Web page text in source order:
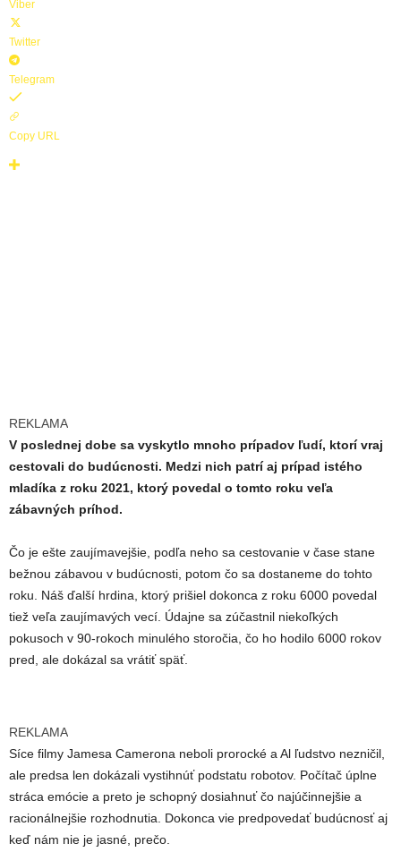
Viber
Twitter
Telegram
Copy URL
REKLAMA
V poslednej dobe sa vyskytlo mnoho prípadov ľudí, ktorí vraj
cestovali do budúcnosti. Medzi nich patrí aj prípad istého
mladíka z roku 2021, ktorý povedal o tomto roku veľa
zábavných príhod.
Čo je ešte zaujímavejšie, podľa neho sa cestovanie v čase stane
bežnou zábavou v budúcnosti, potom čo sa dostaneme do tohto
roku. Náš ďalší hrdina, ktorý prišiel dokonca z roku 6000 povedal
tiež veľa zaujímavých vecí. Údajne sa zúčastnil niekoľkých
pokusoch v 90-rokoch minulého storočia, čo ho hodilo 6000 rokov
pred, ale dokázal sa vrátiť späť.
REKLAMA
Síce filmy Jamesa Camerona neboli prorocké a Al ľudstvo nezničil,
ale predsa len dokázali vystihnúť podstatu robotov. Počítač úplne
stráca emócie a preto je schopný dosiahnuť čo najúčinnejšie a
racionálnejšie rozhodnutia. Dokonca vie predpovedať budúcnosť aj
keď nám nie je jasné, prečo.